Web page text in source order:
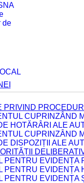
de
PRIVIND
CUPRINZÂND
HOTĂRÂRI ALE
CUPRINZÂND
DISPOZIȚII ALE
PENTRU EVIDENȚA
PENTRU EVIDENȚA
PENTRU EVIDENȚA